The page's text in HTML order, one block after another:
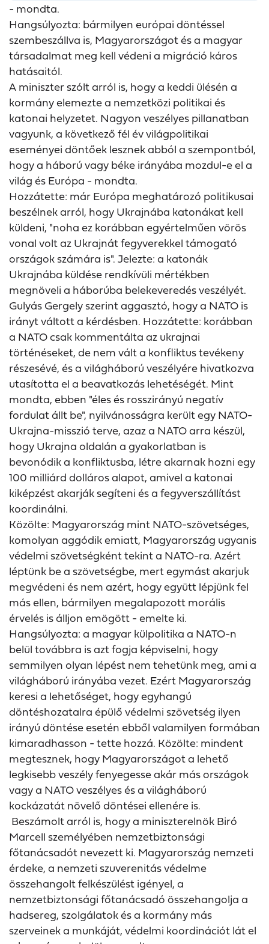
- mondta.
Hangsúlyozta: bármilyen európai döntéssel
szembeszállva is, Magyarországot és a magyar
társadalmat meg kell védeni a migráció káros
hatásaitól.
A miniszter szólt arról is, hogy a keddi ülésén a
kormány elemezte a nemzetközi politikai és
katonai helyzetet. Nagyon veszélyes pillanatban
vagyunk, a következő fél év világpolitikai
eseményei döntőek lesznek abból a szempontból,
hogy a háború vagy béke irányába mozdul-e el a
világ és Európa - mondta.
Hozzátette: már Európa meghatározó politikusai
beszélnek arról, hogy Ukrajnába katonákat kell
küldeni, "noha ez korábban egyértelműen vörös
vonal volt az Ukrajnát fegyverekkel támogató
országok számára is". Jelezte: a katonák
Ukrajnába küldése rendkívüli mértékben
megnöveli a háborúba belekeveredés veszélyét.
Gulyás Gergely szerint aggasztó, hogy a NATO is
irányt váltott a kérdésben. Hozzátette: korábban
a NATO csak kommentálta az ukrajnai
történéseket, de nem vált a konfliktus tevékeny
részesévé, és a világháború veszélyére hivatkozva
utasította el a beavatkozás lehetéségét. Mint
mondta, ebben "éles és rosszirányú negatív
fordulat állt be", nyilvánosságra került egy NATO-
Ukrajna-misszió terve, azaz a NATO arra készül,
hogy Ukrajna oldalán a gyakorlatban is
bevonódik a konfliktusba, létre akarnak hozni egy
100 milliárd dolláros alapot, amivel a katonai
kiképzést akarják segíteni és a fegyverszállítást
koordinálni.
Közölte: Magyarország mint NATO-szövetséges,
komolyan aggódik emiatt, Magyarország ugyanis
védelmi szövetségként tekint a NATO-ra. Azért
léptünk be a szövetségbe, mert egymást akarjuk
megvédeni és nem azért, hogy együtt lépjünk fel
más ellen, bármilyen megalapozott morális
érvelés is álljon emögött - emelte ki.
Hangsúlyozta: a magyar külpolitika a NATO-n
belül továbbra is azt fogja képviselni, hogy
semmilyen olyan lépést nem tehetünk meg, ami a
világháború irányába vezet. Ezért Magyarország
keresi a lehetőséget, hogy egyhangú
döntéshozatalra épülő védelmi szövetség ilyen
irányú döntése esetén ebből valamilyen formában
kimaradhasson - tette hozzá. Közölte: mindent
megtesznek, hogy Magyarországot a lehető
legkisebb veszély fenyegesse akár más országok
vagy a NATO veszélyes és a világháború
kockázatát növelő döntései ellenére is.
Beszámolt arról is, hogy a miniszterelnök Biró
Marcell személyében nemzetbiztonsági
főtanácsadót nevezett ki. Magyarország nemzeti
érdeke, a nemzeti szuverenitás védelme
összehangolt felkészülést igényel, a
nemzetbiztonsági főtanácsadó összehangolja a
hadsereg, szolgálatok és a kormány más
szerveinek a munkáját, védelmi koordinációt lát el